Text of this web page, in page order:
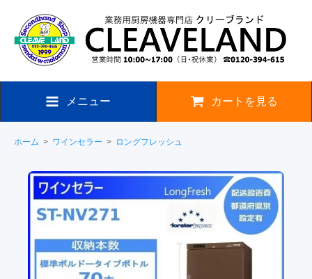
メニュー カートを見る
ホーム > ワインセラー > ロングフレッシュ